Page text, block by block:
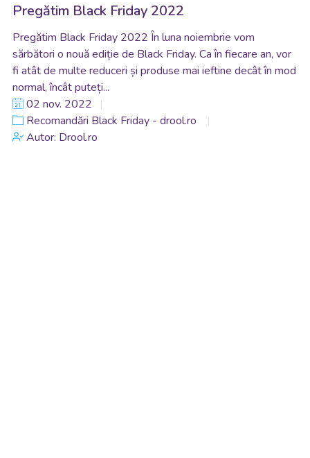
Pregătim Black Friday 2022
Pregătim Black Friday 2022 În luna noiembrie vom
sărbători o nouă ediție de Black Friday. Ca în fiecare an, vor
fi atât de multe reduceri și produse mai ieftine decât în mod
normal, încât puteți...
02 nov. 2022
Recomandări Black Friday - drool.ro
Autor: Drool.ro